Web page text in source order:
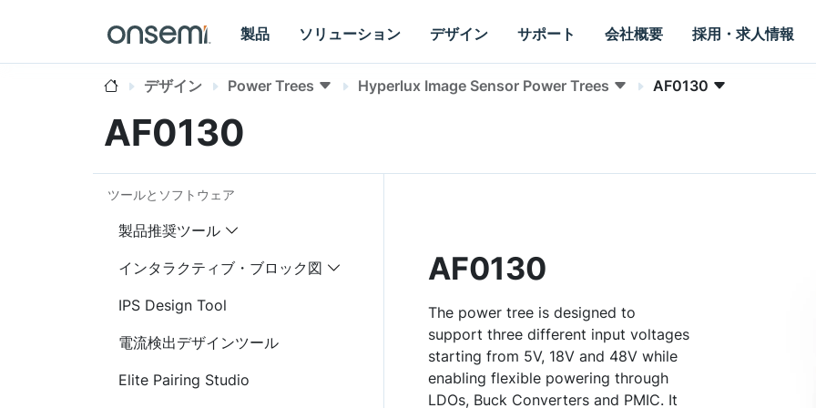
製品 ソリューション デザイン サポート 会社概要 採用・求人情報
デザイン Power Trees Hyperlux Image Sensor Power Trees AF0130
AF0130
ツールとソフトウェア
製品推奨ツール
インタラクティブ・ブロック図
IPS Design Tool
電流検出デザインツール
Elite Pairing Studio
AF0130
The power tree is designed to
support three different input voltages
starting from 5V, 18V and 48V while
enabling flexible powering through
LDOs, Buck Converters and PMIC. It